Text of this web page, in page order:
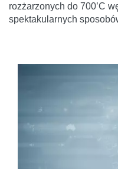
rozżarzonych do 700’C
spektakularnych